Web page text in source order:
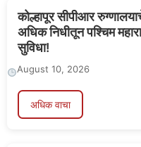
कोल्हापूर सीपीआर
अधिक निधीतून पश्चिम
सुविधा!
August 10, 2026
अधिक वाचा